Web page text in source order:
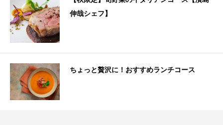
伸哉シェフ】
ちょっと贅沢に！おすすめランチコース